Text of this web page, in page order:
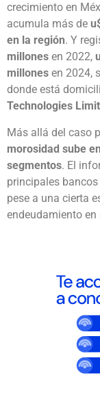
crecimiento en
acumula más de
en la región. Y
millones en 2022,
millones en 2024,
donde está
Technologies
Más allá del caso
morosidad sube
segmentos. El
principales
pese a una cierta
endeudamiento en